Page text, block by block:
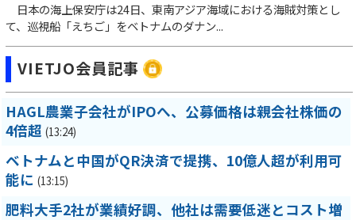
日本の海上保安庁は24日、東南アジア海域における海賊対策とし
て、巡視船「えちご」をベトナムのダナン...
VIETJO会員記事
HAGL農業子会社がIPOへ、公募価格は親会社株価の
4倍超 (13:24)
ベトナムと中国がQR決済で提携、10億人超が利用可
能に (13:15)
肥料大手2社が業績好調、他社は需要低迷とコスト増